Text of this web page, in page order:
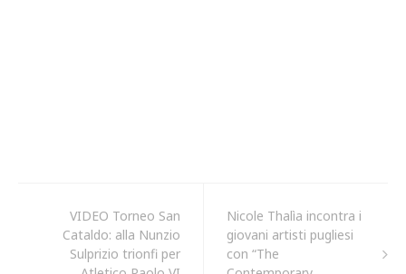
VIDEO Torneo San
Cataldo: alla Nunzio
Sulprizio trionfi per
Nicole Thalìa incontra i
giovani artisti pugliesi
con “The